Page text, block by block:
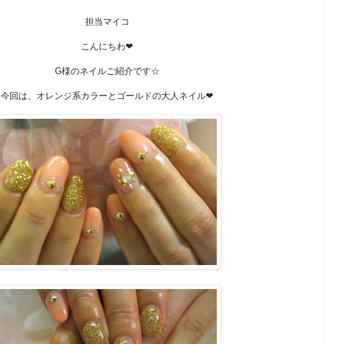
担当マイコ
こんにちわ❤
G様のネイルご紹介です☆
今回は、オレンジ系カラーとゴールドの大人ネイル❤